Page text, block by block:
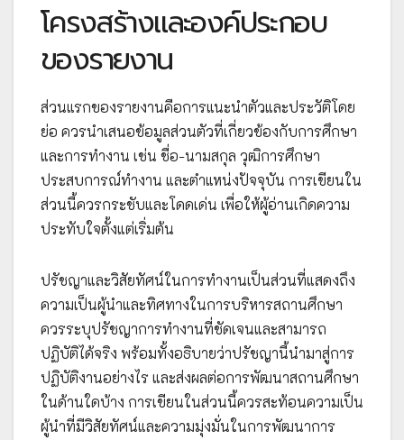
โครงสร้างและองค์ประกอบ
ของรายงาน
ส่วนแรกของรายงานคือการแนะนำตัวและประวัติโดย
ย่อ ควรนำเสนอข้อมูลส่วนตัวที่เกี่ยวข้องกับการศึกษา
และการทำงาน เช่น ชื่อ-นามสกุล วุฒิการศึกษา
ประสบการณ์ทำงาน และตำแหน่งปัจจุบัน การเขียนใน
ส่วนนี้ควรกระชับและโดดเด่น เพื่อให้ผู้อ่านเกิดความ
ประทับใจตั้งแต่เริ่มต้น
ปรัชญาและวิสัยทัศน์ในการทำงานเป็นส่วนที่แสดงถึง
ความเป็นผู้นำและทิศทางในการบริหารสถานศึกษา
ควรระบุปรัชญาการทำงานที่ชัดเจนและสามารถ
ปฏิบัติได้จริง พร้อมทั้งอธิบายว่าปรัชญานี้นำมาสู่การ
ปฏิบัติงานอย่างไร และส่งผลต่อการพัฒนาสถานศึกษา
ในด้านใดบ้าง การเขียนในส่วนนี้ควรสะท้อนความเป็น
ผู้นำที่มีวิสัยทัศน์และความมุ่งมั่นในการพัฒนาการ